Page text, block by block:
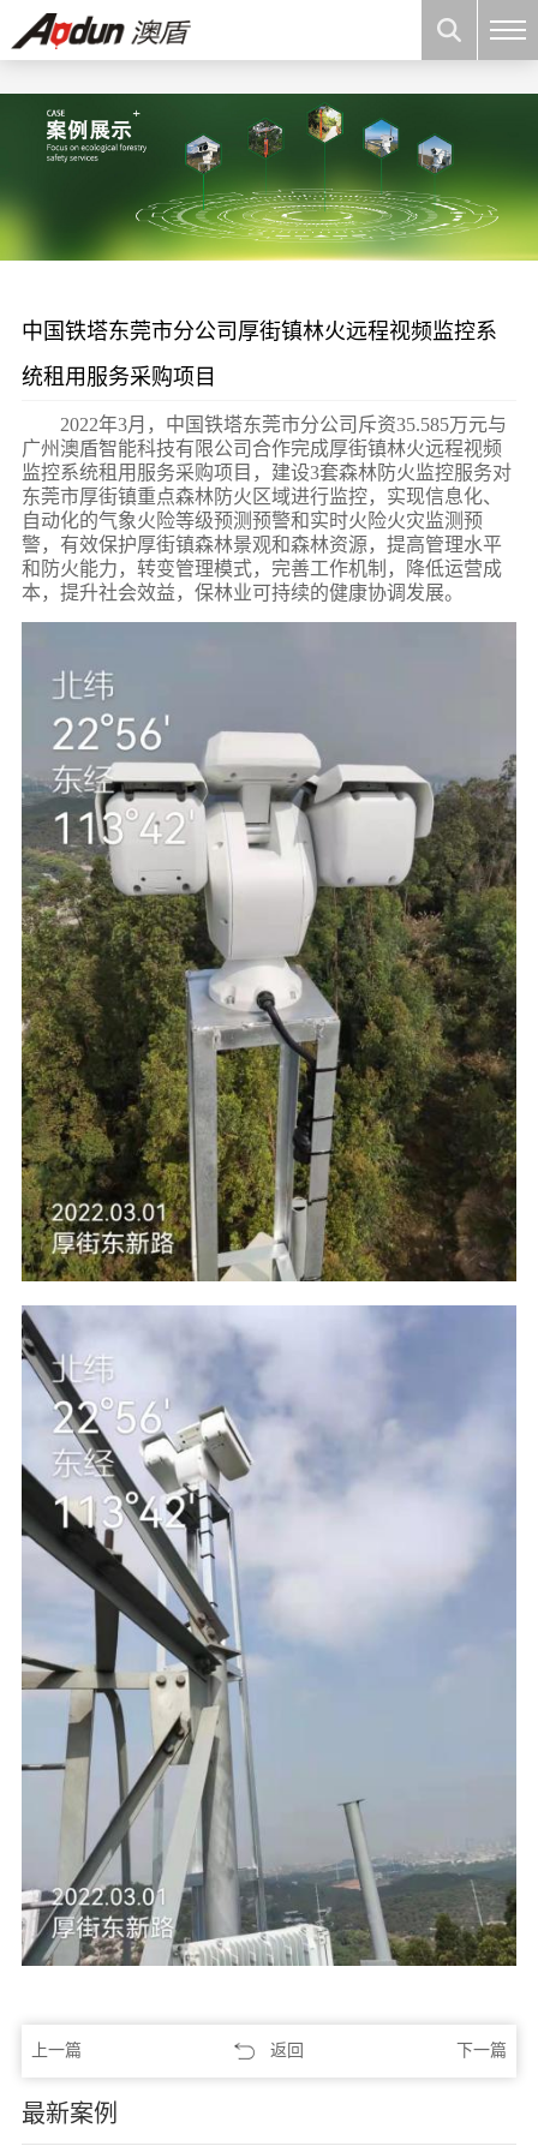
中国铁塔东莞市分公司厚街镇林火远程视频监控系
统租用服务采购项目
2022年3月，中国铁塔东莞市分公司斥资35.585万元与
广州澳盾智能科技有限公司合作完成厚街镇林火远程视频
监控系统租用服务采购项目，建设3套森林防火监控服务对
东莞市厚街镇重点森林防火区域进行监控，实现信息化、
自动化的气象火险等级预测预警和实时火险火灾监测预
警，有效保护厚街镇森林景观和森林资源，提高管理水平
和防火能力，转变管理模式，完善工作机制，降低运营成
本，提升社会效益，保林业可持续的健康协调发展。
上一篇 返回 下一篇
最新案例